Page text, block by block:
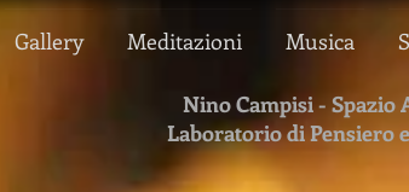
Gallery Meditazioni Musica
Nino Campisi - Spazio
Laboratorio di Pensiero